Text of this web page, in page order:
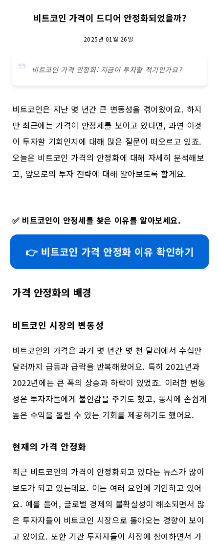
비트코인 가격이 드디어 안정화되었을까?
2025년 01월 26일
비트코인 가격 안정화: 지금이 투자할 적기인가요?
비트코인은 지난 몇 년간 큰 변동성을 겪어왔어요. 하지
만 최근에는 가격이 안정세를 보이고 있다면, 과연 이것
이 투자할 기회인지에 대해 많은 질문이 떠오르고 있죠.
오늘은 비트코인 가격의 안정화에 대해 자세히 분석해보
고, 앞으로의 투자 전략에 대해 알아보도록 할게요.
✅ 비트코인이 안정세를 찾은 이유를 알아보세요.
👉 비트코인 가격 안정화 이유 확인하기
가격 안정화의 배경
비트코인 시장의 변동성
비트코인의 가격은 과거 몇 년간 몇 천 달러에서 수십만
달러까지 급등과 급락을 반복해왔어요. 특히 2021년과
2022년에는 큰 폭의 상승과 하락이 있었죠. 이러한 변동
성은 투자자들에게 불안감을 주기도 했고, 동시에 손쉽게
높은 수익을 올릴 수 있는 기회를 제공하기도 했어요.
현재의 가격 안정화
최근 비트코인의 가격이 안정화되고 있다는 뉴스가 많이
보도가 되고 있는데요. 이는 여러 요인에 기인하고 있어
요. 예를 들어, 글로벌 경제의 불확실성이 해소되면서 많
은 투자자들이 비트코인 시장으로 돌아오는 경향이 보이
고 있어요. 또한 기관 투자자들이 시장에 참여하면서 가